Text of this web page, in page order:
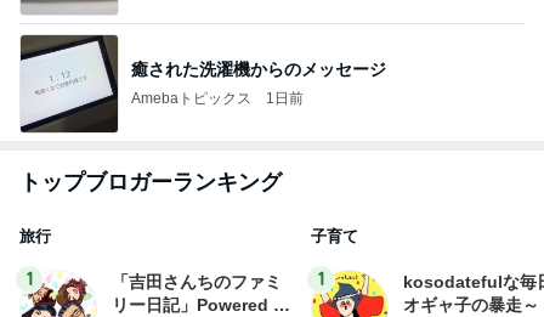
癒された洗濯機からのメッセージ
Amebaトピックス 1日前
トップブロガーランキング
旅行
1
「吉田さんちのファミ
リー日記」Powered b
子育て
1
kosodatefulな毎
オギャ子の暴走～